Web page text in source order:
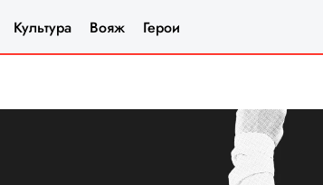
Культура Вояж Герои